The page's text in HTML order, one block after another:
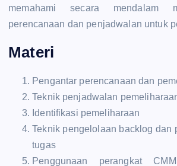
memahami secara mendalam
perencanaan dan penjadwalan untuk
Materi
Pengantar perencanaan dan
Teknik penjadwalan
Identifikasi pemeliharaan
Teknik pengelolaan backlog dan
tugas
Penggunaan perangkat